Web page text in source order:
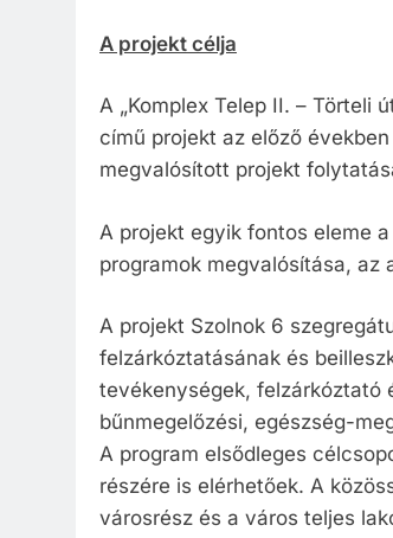
A projekt célja
A „Komplex Telep II. – Törteli
című projekt az előző
megvalósított projekt
A projekt egyik fontos eleme
programok megvalósítása, az
A projekt Szolnok 6
felzárkóztatásának és
tevékenységek, felzárkóztató
bűnmegelőzési, egészség-
A program elsődleges
részére is elérhetőek. A
városrész és a város teljes